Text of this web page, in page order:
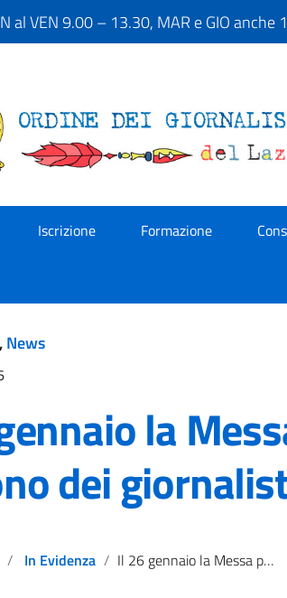
al VEN 9.00 – 13.30, MAR e GIO
Iscrizione Formazione
,News
la
dei
In Evidenza Il 26 gennaio la Messa per il Patrono dei giornalisti